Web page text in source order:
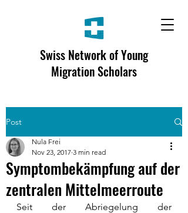
Swiss Network of Young
Migration Scholars
Post
Symptombekämpfung auf der
zentralen Mittelmeerroute
Nula Frei
Nov 23, 2017 3 min read
Seit der Abriegelung der